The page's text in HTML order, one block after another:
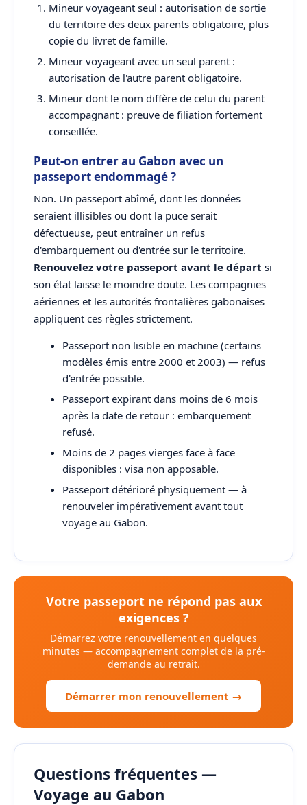
Mineur voyageant seul : autorisation de sortie
du territoire des deux parents obligatoire, plus
copie du livret de famille.
Mineur voyageant avec un seul parent :
autorisation de l'autre parent obligatoire.
Mineur dont le nom diffère de celui du parent
accompagnant : preuve de filiation fortement
conseillée.
Peut-on entrer au Gabon avec un
passeport endommagé ?
Non. Un passeport abîmé, dont les données
seraient illisibles ou dont la puce serait
défectueuse, peut entraîner un refus
d'embarquement ou d'entrée sur le territoire.
Renouvelez votre passeport avant le départ si
son état laisse le moindre doute. Les compagnies
aériennes et les autorités frontalières gabonaises
appliquent ces règles strictement.
Passeport non lisible en machine (certains
modèles émis entre 2000 et 2003) — refus
d'entrée possible.
Passeport expirant dans moins de 6 mois
après la date de retour : embarquement
refusé.
Moins de 2 pages vierges face à face
disponibles : visa non apposable.
Passeport détérioré physiquement — à
renouveler impérativement avant tout
voyage au Gabon.
Votre passeport ne répond pas aux
exigences ?
Démarrez votre renouvellement en quelques
minutes — accompagnement complet de la pré-
demande au retrait.
Démarrer mon renouvellement →
Questions fréquentes —
Voyage au Gabon